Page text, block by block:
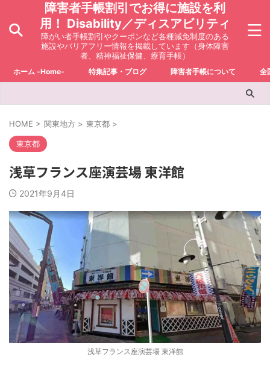
障害者手帳割引でお得に施設を利
用！ Disability／ディスアビリティ
障がい者手帳割引やクーポンなど各種減免制度のある
施設やバリアフリー情報を掲載しています（身体障害
者、精神福祉保健、療育手帳）
ホーム -Home- 特集記事・ブログ 障害者手帳について 全
HOME > 関東地方 > 東京都 >
東京都
浅草フランス座演芸場 東洋館
2021年9月4日
浅草フランス座演芸場 東洋館